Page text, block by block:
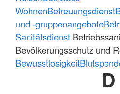
WohnenBetreuungsdienst
und -gruppenangebote
Sanitätsdienst
Bevölkerungsschutz und
Bewusstlosigkeit
D